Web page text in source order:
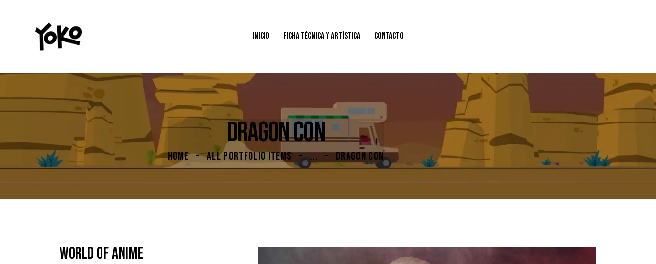
INICIO FICHA TÉCNICA Y ARTÍSTICA CONTACTO
DRAGON CON
HOME ALL PORTFOLIO ITEMS ... DRAGON CON
WORLD OF ANIME